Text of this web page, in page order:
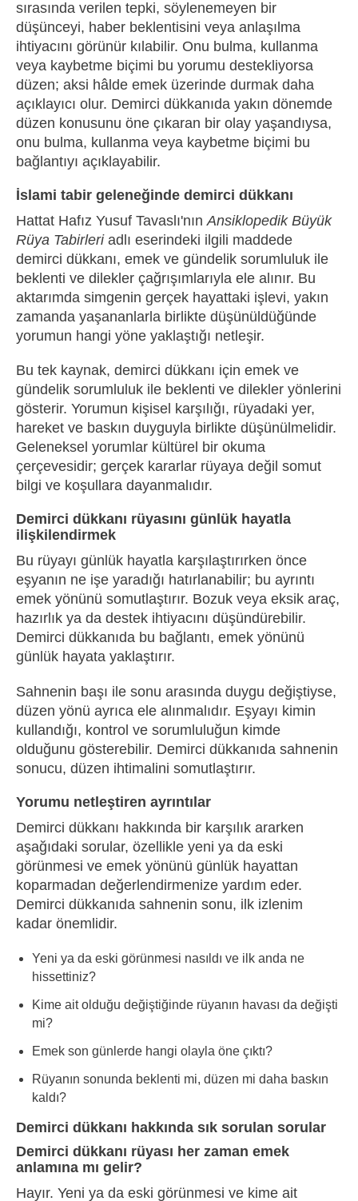
sırasında verilen tepki, söylenemeyen bir
düşünceyi, haber beklentisini veya anlaşılma
ihtiyacını görünür kılabilir. Onu bulma, kullanma
veya kaybetme biçimi bu yorumu destekliyorsa
düzen; aksi hâlde emek üzerinde durmak daha
açıklayıcı olur. Demirci dükkanıda yakın dönemde
düzen konusunu öne çıkaran bir olay yaşandıysa,
onu bulma, kullanma veya kaybetme biçimi bu
bağlantıyı açıklayabilir.
İslami tabir geleneğinde demirci dükkanı
Hattat Hafız Yusuf Tavaslı'nın Ansiklopedik Büyük
Rüya Tabirleriadlı eserindeki ilgili maddede
demirci dükkanı, emek ve gündelik sorumluluk ile
beklenti ve dilekler çağrışımlarıyla ele alınır. Bu
aktarımda simgenin gerçek hayattaki işlevi, yakın
zamanda yaşananlarla birlikte düşünüldüğünde
yorumun hangi yöne yaklaştığı netleşir.
Bu tek kaynak, demirci dükkanı için emek ve
gündelik sorumluluk ile beklenti ve dilekler yönlerini
gösterir. Yorumun kişisel karşılığı, rüyadaki yer,
hareket ve baskın duyguyla birlikte düşünülmelidir.
Geleneksel yorumlar kültürel bir okuma
çerçevesidir; gerçek kararlar rüyaya değil somut
bilgi ve koşullara dayanmalıdır.
Demirci dükkanı rüyasını günlük hayatla
ilişkilendirmek
Bu rüyayı günlük hayatla karşılaştırırken önce
eşyanın ne işe yaradığı hatırlanabilir; bu ayrıntı
emek yönünü somutlaştırır. Bozuk veya eksik araç,
hazırlık ya da destek ihtiyacını düşündürebilir.
Demirci dükkanıda bu bağlantı, emek yönünü
günlük hayata yaklaştırır.
Sahnenin başı ile sonu arasında duygu değiştiyse,
düzen yönü ayrıca ele alınmalıdır. Eşyayı kimin
kullandığı, kontrol ve sorumluluğun kimde
olduğunu gösterebilir. Demirci dükkanıda sahnenin
sonucu, düzen ihtimalini somutlaştırır.
Yorumu netleştiren ayrıntılar
Demirci dükkanı hakkında bir karşılık ararken
aşağıdaki sorular, özellikle yeni ya da eski
görünmesi ve emek yönünü günlük hayattan
koparmadan değerlendirmenize yardım eder.
Demirci dükkanıda sahnenin sonu, ilk izlenim
kadar önemlidir.
Yeni ya da eski görünmesi nasıldı ve ilk anda ne
hissettiniz?
Kime ait olduğu değiştiğinde rüyanın havası da değişti
mi?
Emek son günlerde hangi olayla öne çıktı?
Rüyanın sonunda beklenti mi, düzen mi daha baskın
kaldı?
Demirci dükkanı hakkında sık sorulan sorular
Demirci dükkanı rüyası her zaman emek
anlamına mı gelir?
Hayır. Yeni ya da eski görünmesi ve kime ait